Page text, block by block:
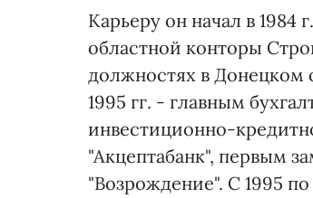
Карьеру он начал в
областной конторы
должностях в Донецком
1995 гг. - главным
инвестиционно-
"Акцептабанк", первым
"Возрождение". С 1995